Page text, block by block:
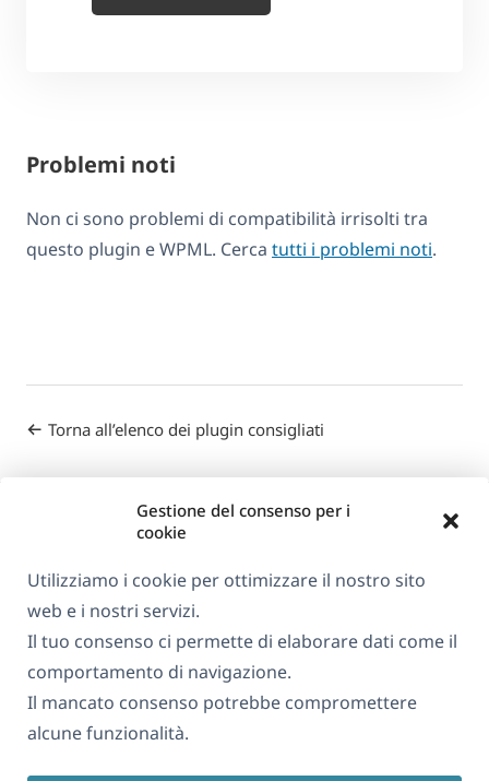
Gestione del consenso per i
cookie
Utilizziamo i cookie per ottimizzare il nostro sito
web e i nostri servizi.
Il tuo consenso ci permette di elaborare dati come il
comportamento di navigazione.
Il mancato consenso potrebbe compromettere
alcune funzionalità.
Problemi noti
Non ci sono problemi di compatibilità irrisolti tra
questo plugin e WPML. Cerca tutti i problemi noti.
Torna all’elenco dei plugin consigliati
GDPR e Informativa sulla Privacy
Unisciti al nostro team(si